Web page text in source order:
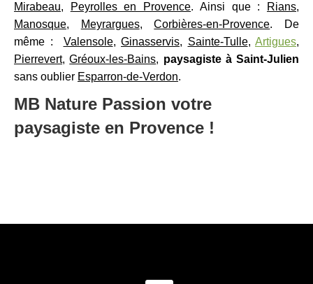
Mirabeau, Peyrolles en Provence. Ainsi que : Rians,
Manosque, Meyrargues,Corbières-en-Provence. De
même : Valensole, Ginasservis, Sainte-Tulle, Artigues,
Pierrevert,Gréoux-les-Bains, paysagiste à Saint-Julien
sans oublier Esparron-de-Verdon.
MB Nature Passion votre
paysagiste en Provence !